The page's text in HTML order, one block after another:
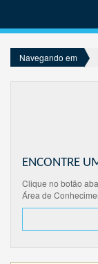
Navegando em
ENCONTRE
Clique no botão
Área de